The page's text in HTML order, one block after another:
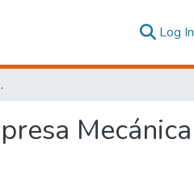
Log In
la ciudad de Riobamba
Mecánica